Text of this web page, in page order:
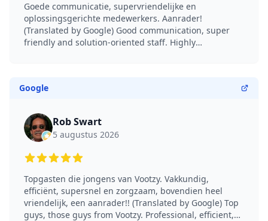
Goede communicatie, supervriendelijke en
oplossingsgerichte medewerkers. Aanrader!
(Translated by Google) Good communication, super
friendly and solution-oriented staff. Highly
Google
Rob Swart
5 augustus 2026
5 out of 5 stars
Topgasten die jongens van Vootzy. Vakkundig,
efficiënt, supersnel en zorgzaam, bovendien heel
vriendelijk, een aanrader!! (Translated by Google) Top
guys, those guys from Vootzy. Professional, efficient,